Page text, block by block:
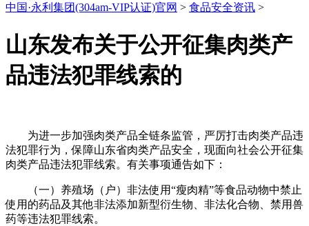
中国·永利集团(304am-VIP认证)官网 > 食品安全资讯 >
山东发布关于公开征集肉类产
品违法犯罪线索的
为进一步加强肉类产品全链条监管，严厉打击肉类产品违
法犯罪行为，保障山东省肉类产品安全，现面向社会公开征集
肉类产品违法犯罪线索。有关事项通告如下：
（一）养殖场（户）非法使用“瘦肉精”等食品动物中禁止
使用的药品及其他非法添加新型衍生物、非法化合物、禁用兽
药等违法犯罪线索。